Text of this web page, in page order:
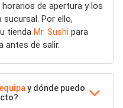
de apertura y los
sucursal. Por ello,
tienda Mr. Sushi para
antes de salir.
y dónde puedo